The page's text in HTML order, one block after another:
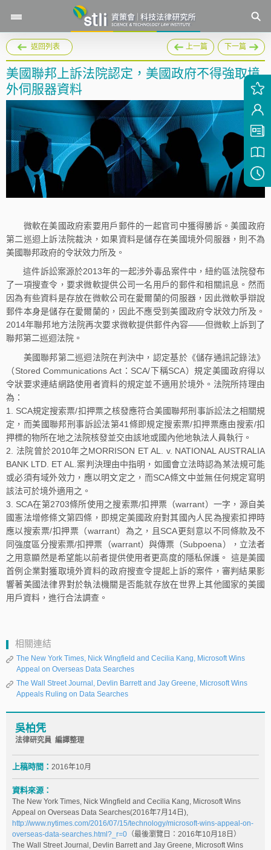
返回列表 上一篇 下一篇
美國聯邦上訴法院認定，美國政府不得強取境
外伺服器資料
微軟在美國政府索要用戶郵件的一起官司中獲得勝訴。美國政府
第二巡迴上訴法院裁決，如果資料是儲存在美國境外伺服器，則不為
美國聯邦政府的令狀效力所及。
這件訴訟案源於2013年的一起涉外毒品案件中，紐約區法院發布
了一項搜查令，要求微軟提供公司一名用戶的郵件和相關訊息。然而
因為有些資料是存放在微軟公司在愛爾蘭的伺服器，因此微軟爭辯說
郵件本身是儲存在愛爾蘭的，因此不應受到美國政府令狀效力所及。
2014年聯邦地方法院再次要求微軟提供郵件內容——但微軟上訴到了
聯邦第二巡迴法院。
美國聯邦第二巡迴法院在判決中，認定基於《儲存通訊記錄法》
（Stored Communications Act：SCA/下稱SCA）規定美國政府得以
令狀要求連結網路使用者資料的規定並不適用於境外。法院所持理由
為：
1. SCA規定搜索票/扣押票之核發應符合美國聯邦刑事訴訟法之相關規
定，而美國聯邦刑事訴訟法第41條即規定搜索票/扣押票應由搜索/扣
押標的物所在地之法院核發並交由該地或國內他地執法人員執行。
2. 法院曾於2010年之MORRISON ET AL. v. NATIONAL AUSTRALIA
BANK LTD. ET AL.案判決理由中指明，如國會立法時認為某法規可能
或必須有域外效力，應以明文定之，而SCA條文中並無任何規定寫明
該法可於境外適用之。
3. SCA在第2703條所使用之搜索票/扣押票（warrant）一字，源自美
國憲法增修條文第四條，即規定美國政府對其國內人民為搜索扣押時
應以搜索票/扣押票（warrant）為之，且SCA更刻意以不同條款及不
同強度區分搜索票/扣押票（warrant）與傳票（Subpoena），立法者
之用意顯然是希望能以前者提供使用者更高度的隱私保護。 這是美國
首例企業對獲取境外資料的政府搜查令提起上訴的案件，審判結果影
響著美國法律界對於執法機關是否能就存放在世界上其他國家的美國
用戶資料，進行合法調查。
相關連結
The New York Times, Nick Wingfield and Cecilia Kang, Microsoft Wins
Appeal on Overseas Data Searches
The Wall Street Journal, Devlin Barrett and Jay Greene, Microsoft Wins
Appeals Ruling on Data Searches
吳柏凭
法律研究員 編譯整理
上稿時間： 2016年10月
資料來源：
The New York Times, Nick Wingfield and Cecilia Kang, Microsoft Wins
Appeal on Overseas Data Searches(2016年7月14日),
http://www.nytimes.com/2016/07/15/technology/microsoft-wins-appeal-on-
overseas-data-searches.html?_r=0 （最後瀏覽日：2016年10月18日）
The Wall Street Journal, Devlin Barrett and Jay Greene, Microsoft Wins